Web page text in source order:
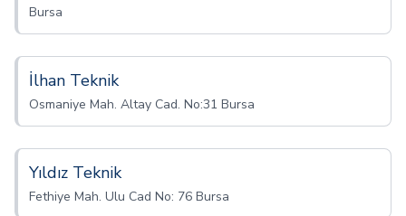
Bursa
İlhan Teknik
Osmaniye Mah. Altay Cad. No:31 Bursa
Yıldız Teknik
Fethiye Mah. Ulu Cad No: 76 Bursa